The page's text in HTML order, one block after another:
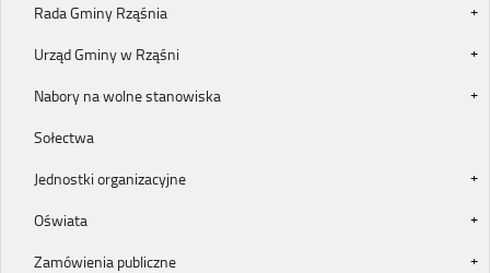
Rada Gminy Rząśnia
Urząd Gminy w Rząśni
Nabory na wolne stanowiska
Sołectwa
Jednostki organizacyjne
Oświata
Zamówienia publiczne